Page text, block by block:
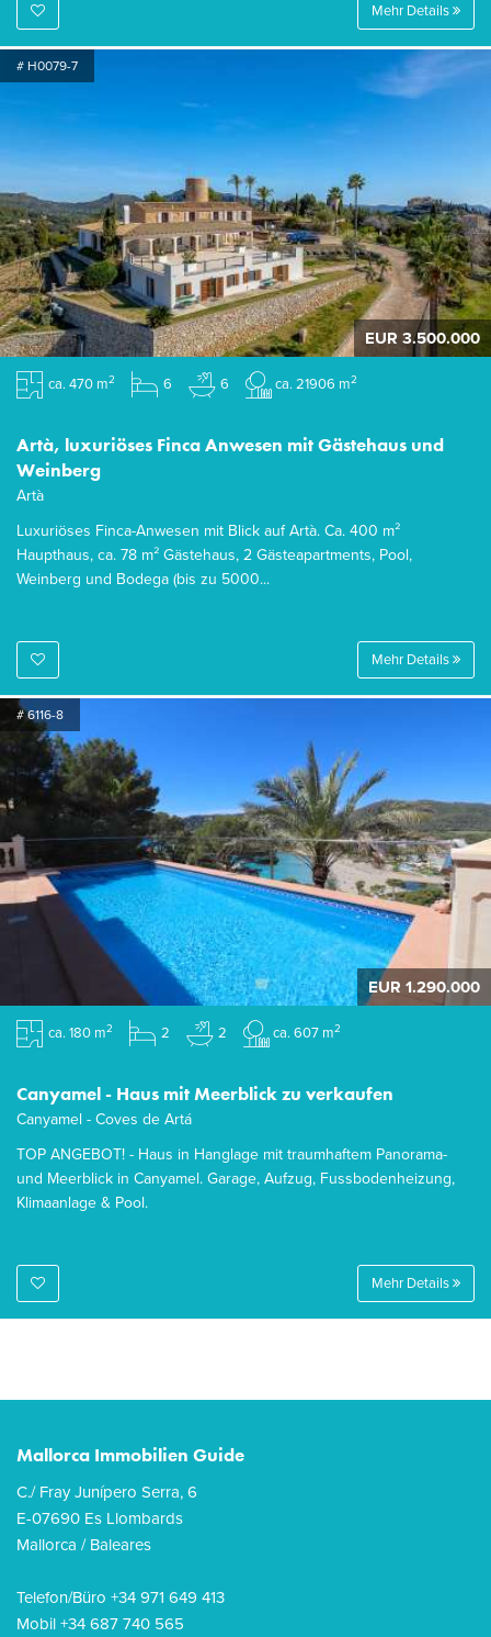
Mehr Details
# H0079-7
EUR 3.500.000
ca. 470 m2 6 6 ca. 21906 m2
Artà, luxuriöses Finca Anwesen mit Gästehaus und
Weinberg
Artà
Luxuriöses Finca-Anwesen mit Blick auf Artà. Ca. 400 m²
Haupthaus, ca. 78 m² Gästehaus, 2 Gästeapartments, Pool,
Weinberg und Bodega (bis zu 5000...
Mehr Details
# 6116-8
EUR 1.290.000
ca. 180 m2 2 2 ca. 607 m2
Canyamel - Haus mit Meerblick zu verkaufen
Canyamel - Coves de Artá
TOP ANGEBOT! - Haus in Hanglage mit traumhaftem Panorama-
und Meerblick in Canyamel. Garage, Aufzug, Fussbodenheizung,
Klimaanlage & Pool.
Mehr Details
Mallorca Immobilien Guide
C./ Fray Junípero Serra, 6
E-07690 Es Llombards
Mallorca / Baleares
Telefon/Büro +34 971 649 413
Mobil +34 687 740 565